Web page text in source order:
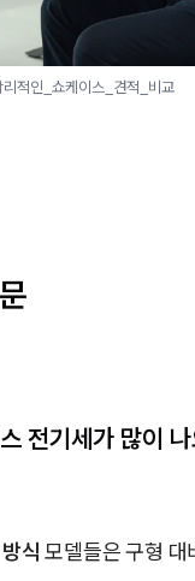
리적인_쇼케이스_견적_비교
전기세가 많이
식 모델들은 구형 대